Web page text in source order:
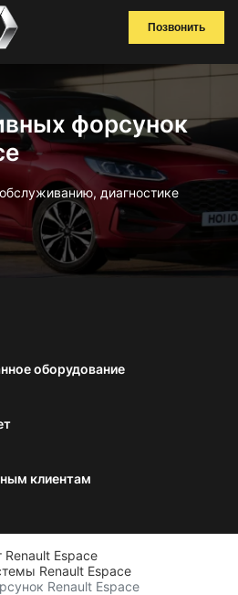
Позвонить
форсунок
диагностике
оборудование
клиентам
Renault Espace
Renault Espace
Renault Espace